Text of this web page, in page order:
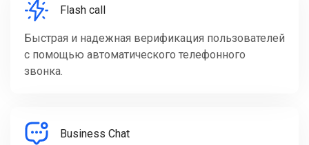
Flash call
Быстрая и надежная верификация пользователей
с помощью автоматического телефонного
звонка.
Business Chat